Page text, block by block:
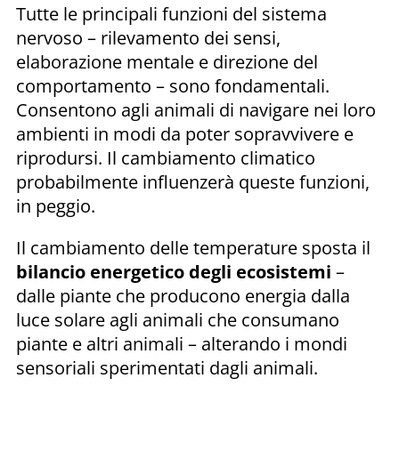
Tutte le principali funzioni del sistema
nervoso – rilevamento dei sensi,
elaborazione mentale e direzione del
comportamento – sono fondamentali.
Consentono agli animali di navigare nei loro
ambienti in modi da poter sopravvivere e
riprodursi. Il cambiamento climatico
probabilmente influenzerà queste funzioni,
in peggio.
Il cambiamento delle temperature sposta il
bilancio energetico degli ecosistemi –
dalle piante che producono energia dalla
luce solare agli animali che consumano
piante e altri animali – alterando i mondi
sensoriali sperimentati dagli animali.